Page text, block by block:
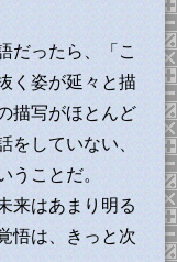
だったら、「こ
く姿が延々と描
描写がほとんど
をしていない、
うことだ。
来はあまり明る
悟は、きっと次